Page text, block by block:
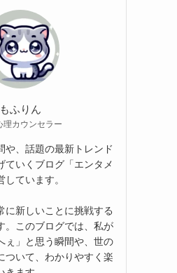
もふりん
理カウンセラー
や、話題の最新トレンド
ていくブログ「エンタメ
しています。
に新しいことに挑戦する
。このブログでは、私が
ぇ」と思う瞬間や、世の
ついて、わかりやすく楽